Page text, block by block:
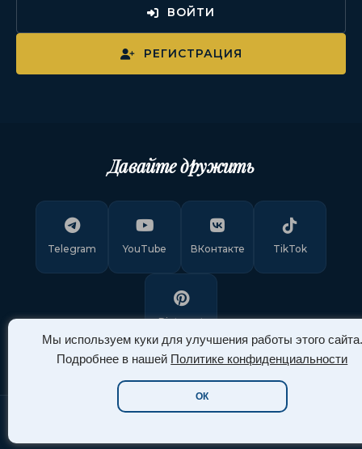
Мы используем куки для улучшения работы этого сайта.
Подробнее в нашей Политике конфиденциальности
ОК
ВОЙТИ
РЕГИСТРАЦИЯ
Давайте дружить
Telegram YouTube ВКонтакте TikTok
Pinterest